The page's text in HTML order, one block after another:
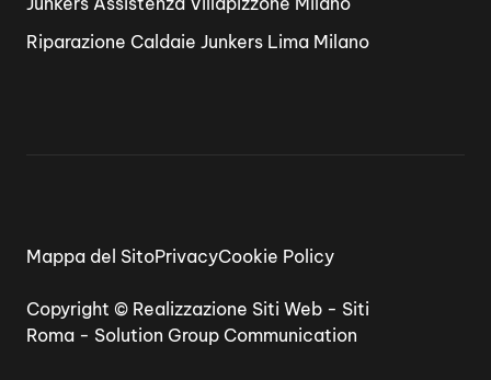
Riparazione Caldaie Junkers Lima Milano
Copyright © Realizzazione Siti Web - Siti
Roma - Solution Group Communication
Mappa del SitoPrivacyCookie Policy